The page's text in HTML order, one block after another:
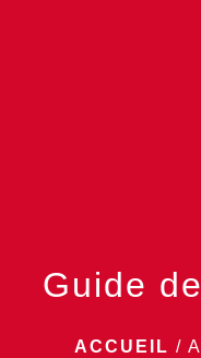
Guide
ACCUEIL /